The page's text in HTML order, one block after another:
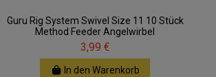
Guru Rig System Swivel Size 11 10 Stück
Method Feeder Angelwirbel
3,99 €
In den Warenkorb